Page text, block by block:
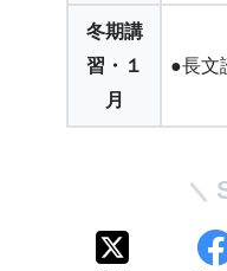
冬期講
習・１
月
●長文